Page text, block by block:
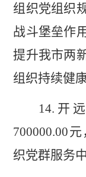
组织党组织
战斗堡垒作
提升我市两
组织持续健
14. 开
700000.00元
织党群服务